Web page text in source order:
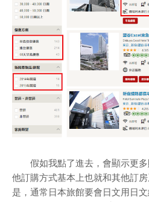
假如我點了進去，會顯示更多
他訂購方式基本上也就和其他訂
是，通常日本旅館要會日文用日